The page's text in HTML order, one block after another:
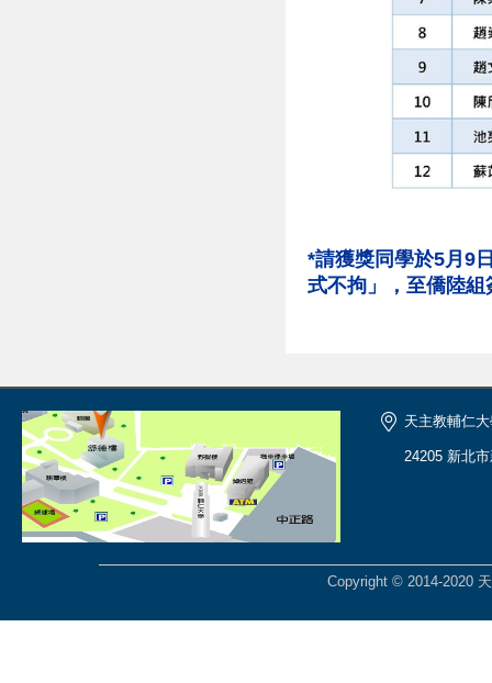
*請獲獎同學於5月9
式不拘」，至僑陸
天主教輔仁
24205 新北
Copyright © 2014-2020